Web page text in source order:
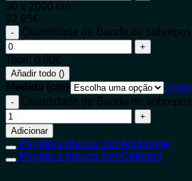
30 x 2000 cm
22,95€
Quantidade de Banda de
Total: 0,00€
Añadir todo ()
Medida (cm)
Quantidade de Banda de
Adicionar
Págalo a plazos con Aplázame
Págalo a plazos con Cetelem